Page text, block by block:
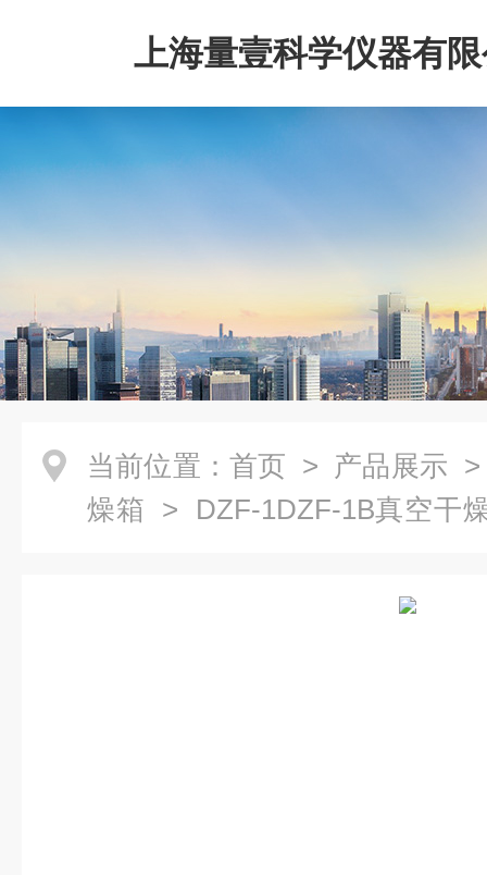
上海量壹科学仪器有
当前位置： 首页 > 产品展示
燥箱 > DZF-1DZF-1B真空干